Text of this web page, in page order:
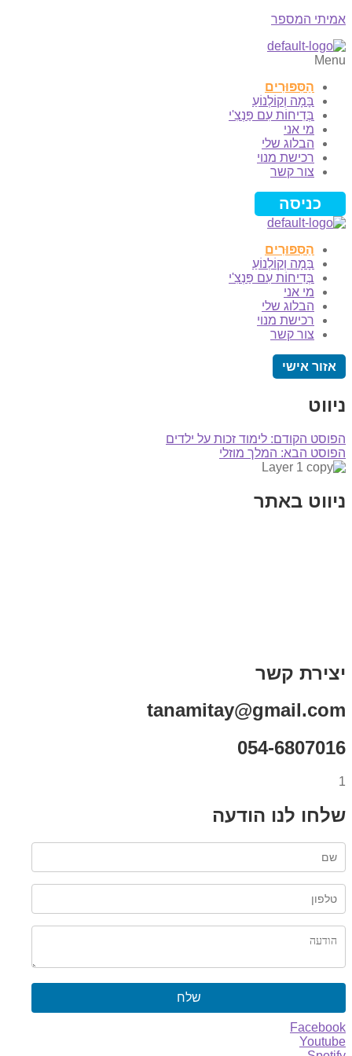
אמיתי המספר
Menu
הַסִּפּוּרִים
בָּמָה וְקוֹלְנוֹעַ
בְּדִיחוֹת עִם פַּנְצִ'י
מי אני
הבלוג שלי
רכישת מנוי
צור קשר
כניסה
הַסִּפּוּרִים
בָּמָה וְקוֹלְנוֹעַ
בְּדִיחוֹת עִם פַּנְצִ'י
מי אני
הבלוג שלי
רכישת מנוי
צור קשר
אזור אישי
ניווט
הפוסט הקודם: לימוד זכות על ילדים
הפוסט הבא: המלך מוזלי
ניווט באתר
יצירת קשר
tanamitay@gmail.com
054-6807016
1
שלחו לנו הודעה
שלח
Facebook
Youtube